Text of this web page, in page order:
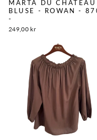
MARTA DU
BLUSE - ROWAN -
-
249,00 kr